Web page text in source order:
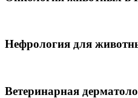
Нефрология для
Ветеринарная